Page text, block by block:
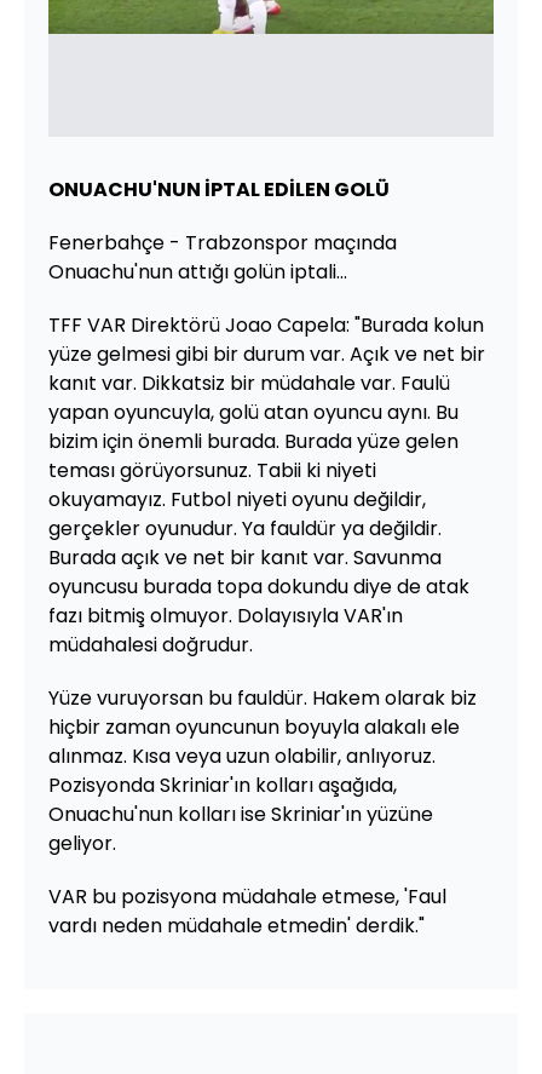
ONUACHU'NUN İPTAL EDİLEN GOLÜ
Fenerbahçe - Trabzonspor maçında
Onuachu'nun attığı golün iptali...
TFF VAR Direktörü Joao Capela: "Burada kolun
yüze gelmesi gibi bir durum var. Açık ve net bir
kanıt var. Dikkatsiz bir müdahale var. Faulü
yapan oyuncuyla, golü atan oyuncu aynı. Bu
bizim için önemli burada. Burada yüze gelen
teması görüyorsunuz. Tabii ki niyeti
okuyamayız. Futbol niyeti oyunu değildir,
gerçekler oyunudur. Ya fauldür ya değildir.
Burada açık ve net bir kanıt var. Savunma
oyuncusu burada topa dokundu diye de atak
fazı bitmiş olmuyor. Dolayısıyla VAR'ın
müdahalesi doğrudur.
Yüze vuruyorsan bu fauldür. Hakem olarak biz
hiçbir zaman oyuncunun boyuyla alakalı ele
alınmaz. Kısa veya uzun olabilir, anlıyoruz.
Pozisyonda Skriniar'ın kolları aşağıda,
Onuachu'nun kolları ise Skriniar'ın yüzüne
geliyor.
VAR bu pozisyona müdahale etmese, 'Faul
vardı neden müdahale etmedin' derdik."